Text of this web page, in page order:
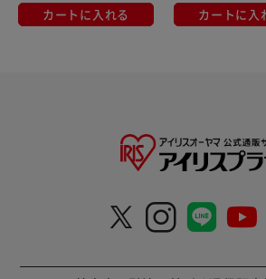
カートに入れる カートに入